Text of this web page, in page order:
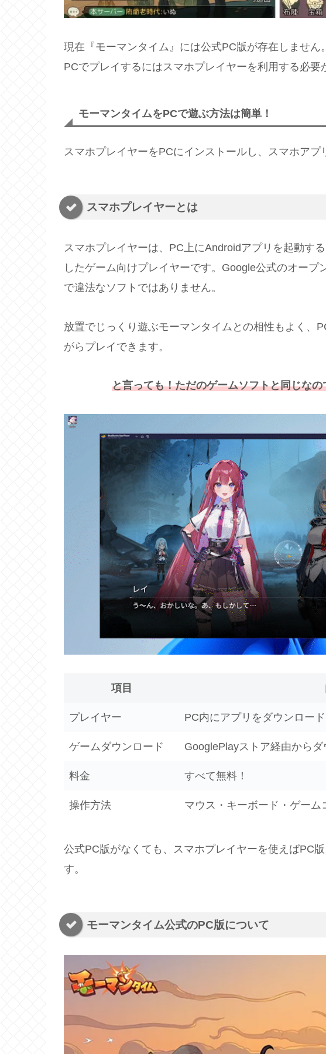
現在『モーマンタイム』には公式PC版が存在しません。
PCでプレイするにはスマホプレイヤーを利用する必要
モーマンタイムをPCで遊ぶ方法は簡単！
スマホプレイヤーをPCにインストールし、スマホアプ
スマホプレイヤーとは
スマホプレイヤーは、PC上にAndroidアプリを起動す
したゲーム向けプレイヤーです。Google公式のオープ
で違法なソフトではありません。
放置でじっくり遊ぶモーマンタイムとの相性もよく、
がらプレイできます。
と言っても！ただのゲームソフトと同じな
項目
プレイヤー PC内にアプリをダウンロー
ゲームダウンロード GooglePlayストア経由からダ
料金 すべて無料！
操作方法 マウス・キーボード・ゲーム
公式PC版がなくても、スマホプレイヤーを使えばPC
す。
モーマンタイム公式のPC版について